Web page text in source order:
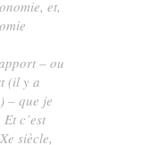
et,
– ou
(il y a
– que je
c’est
siècle,